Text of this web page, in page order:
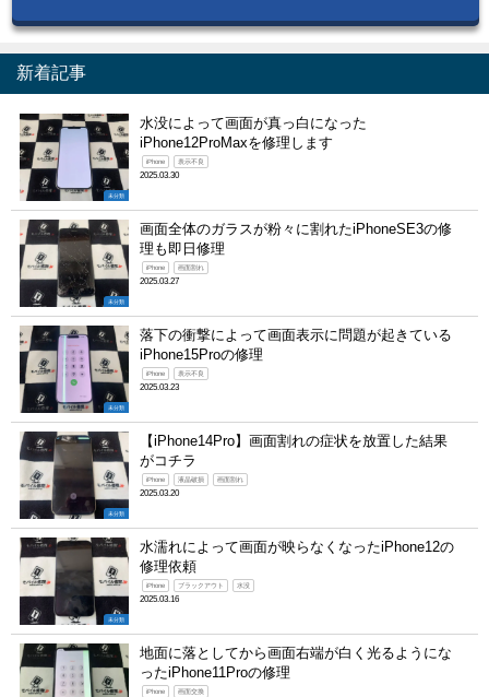
新着記事
未分類
水没によって画面が真っ白になった
iPhone12ProMaxを修理します
iPhone 表示不良
2025.03.30
未分類
画面全体のガラスが粉々に割れたiPhoneSE3の修
理も即日修理
iPhone 画面割れ
2025.03.27
未分類
落下の衝撃によって画面表示に問題が起きている
iPhone15Proの修理
iPhone 表示不良
2025.03.23
未分類
【iPhone14Pro】画面割れの症状を放置した結果
がコチラ
iPhone 液晶破損 画面割れ
2025.03.20
未分類
水濡れによって画面が映らなくなったiPhone12の
修理依頼
iPhone ブラックアウト 水没
2025.03.16
地面に落としてから画面右端が白く光るようにな
ったiPhone11Proの修理
iPhone 画面交換